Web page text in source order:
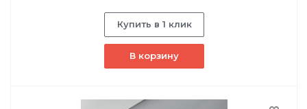
Купить в 1 клик
В корзину